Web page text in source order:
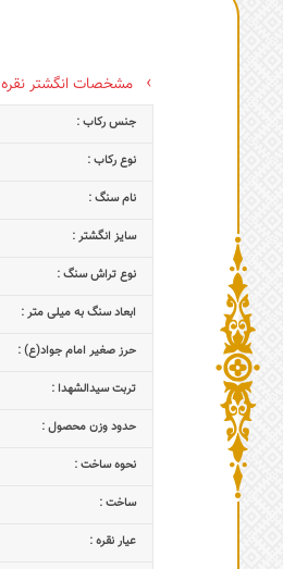
مشخصات انگشتر نقره
جنس رکاب :
نوع رکاب :
نام سنگ :
سایز انگشتر :
نوع تراش سنگ :
ابعاد سنگ به میلی متر :
حرز صغیر امام جواد(ع) :
تربت سیدالشهدا :
حدود وزن محصول :
نحوه ساخت :
ساخت :
عیار نقره :